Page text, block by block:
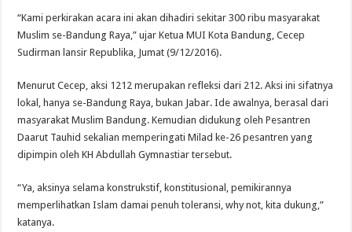
“Kami perkirakan acara ini akan dihadiri sekitar 300 ribu masyarakat
Muslim se-Bandung Raya,” ujar Ketua MUI Kota Bandung, Cecep
Sudirman lansir Republika, Jumat (9/12/2016).
Menurut Cecep, aksi 1212 merupakan refleksi dari 212. Aksi ini sifatnya
lokal, hanya se-Bandung Raya, bukan Jabar. Ide awalnya, berasal dari
masyarakat Muslim Bandung. Kemudian didukung oleh Pesantren
Daarut Tauhid sekalian memperingati Milad ke-26 pesantren yang
dipimpin oleh KH Abdullah Gymnastiar tersebut.
“Ya, aksinya selama konstrukstif, konstitusional, pemikirannya
memperlihatkan Islam damai penuh toleransi, why not, kita dukung,”
katanya.